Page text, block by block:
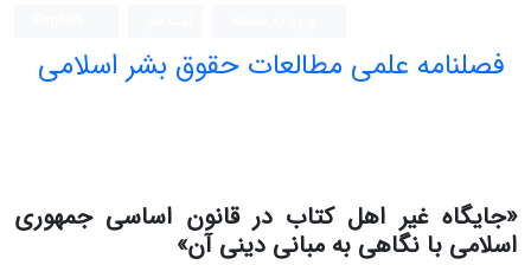
فصلنامه علمی مطالعات حقوق بشر اسلامی
«جایگاه غیر اهل کتاب در قانون اساسی جمهوری
اسلامی با نگاهی به مبانی دینی آن»